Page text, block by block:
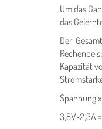
Um das
das
Der
Kapazität
Spannung
3,8V×2,3A